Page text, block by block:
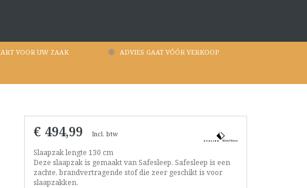
VOOR UW ZAAK ADVIES GAAT VÓÓR VERKOOP
€ 494,99 Incl. btw
Slaapzak lengte 130 cm
Deze slaapzak is gemaakt van Safesleep. Safesleep is een
zachte, brandvertragende stof die zeer geschikt is voor
slaapzakken.